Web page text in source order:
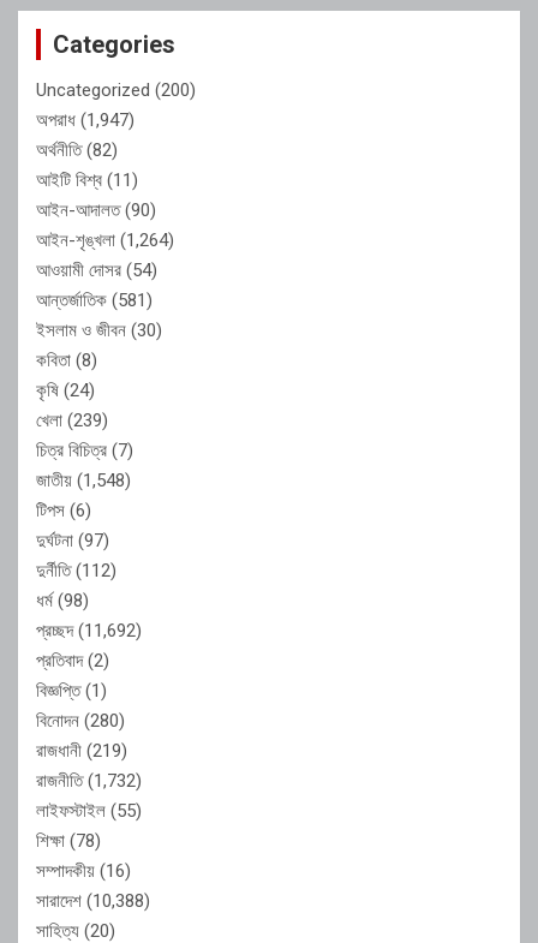
Categories
Uncategorized (200)
অপরাধ (1,947)
অর্থনীতি(82)
আইটি বিশ্ব (11)
আইন-আদালত(90)
আইন-শৃঙ্খলা (1,264)
আওয়ামী দোসর (54)
আন্তর্জাতিক (581)
ইসলাম ও জীবন (30)
কবিতা (8)
কৃষি (24)
খেলা (239)
চিত্র বিচিত্র (7)
জাতীয় (1,548)
টিপস (6)
দুর্ঘটনা (97)
দুর্নীতি(112)
ধর্ম(98)
প্রচ্ছদ(11,692)
প্রতিবাদ(2)
বিজ্ঞপ্তি(1)
বিনোদন (280)
রাজধানী (219)
রাজনীতি(1,732)
লাইফস্টাইল (55)
শিক্ষা (78)
সম্পাদকীয় (16)
সারাদেশ (10,388)
সাহিত্য (20)